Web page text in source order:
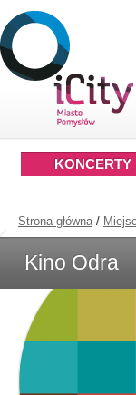
KONCERTY
Strona główna/
Kino Odra